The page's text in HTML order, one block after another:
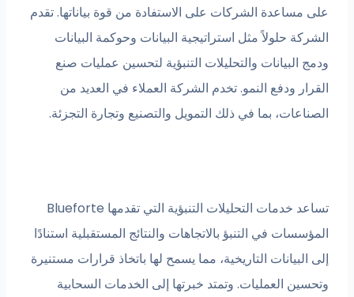
الشركات على الاستفادة من قوة بياناتها. تقدم
حلولاً مثل استراتيجية البيانات وحوكمة البيانات
والتحليلات التنبؤية لتحسين عمليات صنع
ودفع النمو. تخدم الشركة العملاء في العديد من
بما في ذلك التمويل والتصنيع وتجارة التجزئة.
تساعد خدمات التحليلات التنبؤية التي تقدمها Blueforte
في التنبؤ بالاتجاهات والنتائج المستقبلية استنادًا
التاريخية، مما يسمح لها باتخاذ قرارات مستنيرة
العمليات. وتمتد خبرتها إلى الخدمات السحابية